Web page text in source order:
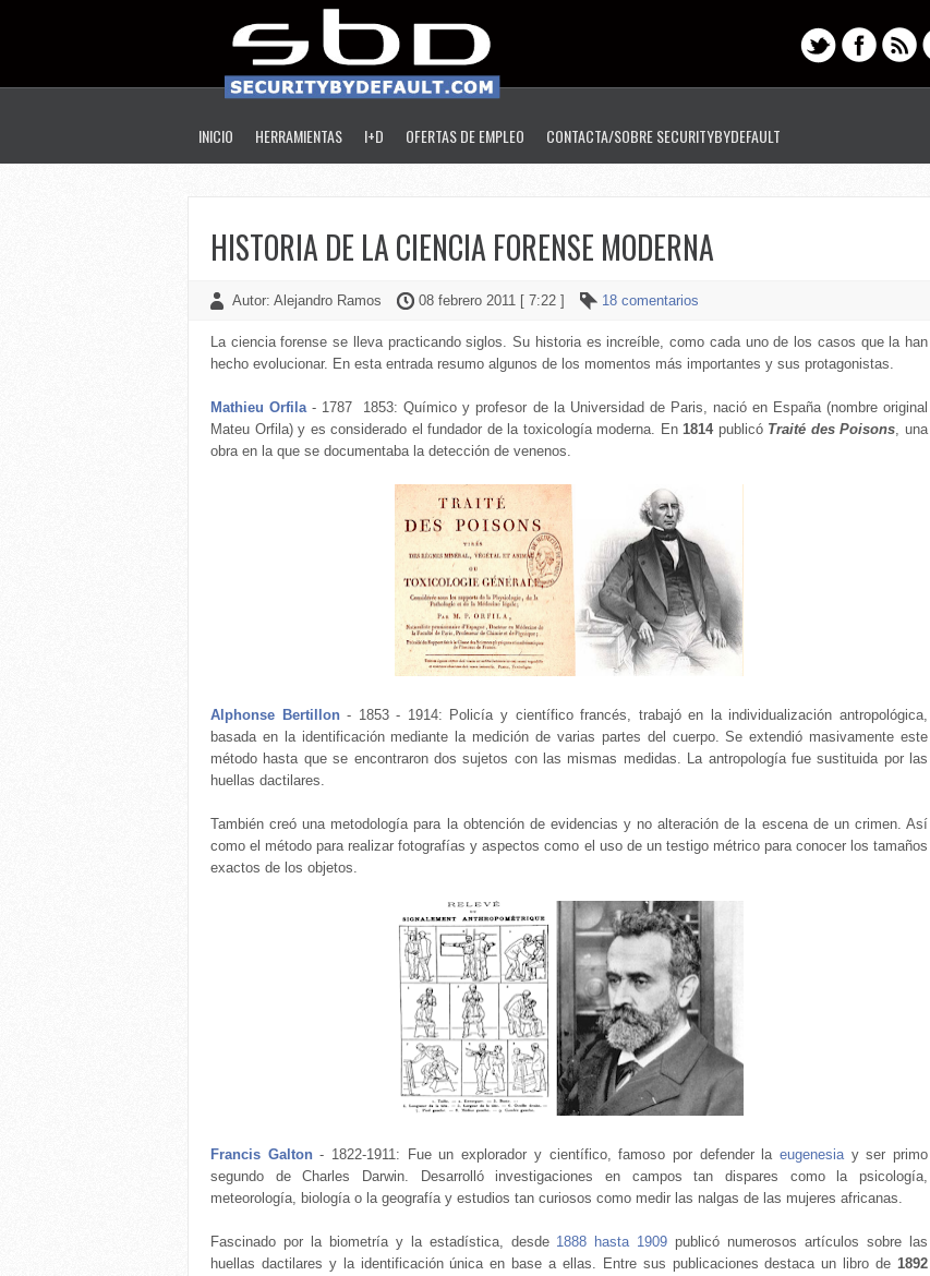
INICIO HERRAMIENTAS I+D OFERTAS DE EMPLEO CONTACTA/SOBRE SECURITYBYDEFAULT
HISTORIA DE LA CIENCIA FORENSE MODERNA
Autor: Alejandro Ramos 08 febrero 2011 [ 7:22 ] 18 comentarios
La ciencia forense se lleva practicando siglos. Su historia es increíble, como cada uno de los casos que la han
hecho evolucionar. En esta entrada resumo algunos de los momentos más importantes y sus protagonistas.
Mathieu Orfila- 1787 1853: Químico y profesor de la Universidad de Paris, nació en España (nombre original
Mateu Orfila) y es considerado el fundador de la toxicología moderna. En1814 publicó Traité des Poisons, una
obra en la que se documentaba la detección de venenos.
Alphonse Bertillon- 1853 - 1914: Policía y científico francés, trabajó en la individualización antropológica,
basada en la identificación mediante la medición de varias partes del cuerpo. Se extendió masivamente este
método hasta que se encontraron dos sujetos con las mismas medidas. La antropología fue sustituida por las
huellas dactilares.
También creó una metodología para la obtención de evidencias y no alteración de la escena de un crimen. Así
como el método para realizar fotografías y aspectos como el uso de un testigo métrico para conocer los tamaños
exactos de los objetos.
Francis Galton - 1822-1911: Fue un explorador y científico, famoso por defender la eugenesiay ser primo
segundo de Charles Darwin. Desarrolló investigaciones en campos tan dispares como la psicología,
meteorología, biología o la geografía y estudios tan curiosos como medir las nalgas de las mujeres africanas.
Fascinado por la biometría y la estadística, desde 1888 hasta 1909 publicó numerosos artículos sobre las
huellas dactilares y la identificación única en base a ellas. Entre sus publicaciones destaca un libro de 1892